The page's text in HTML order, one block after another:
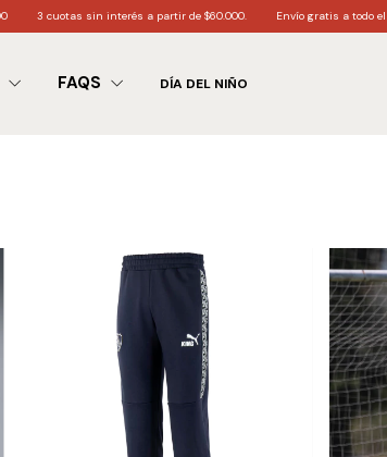
3 cuotas sin interés a partir de $60.000. Envío gratis a todo el país
FAQS DÍA DEL NIÑO